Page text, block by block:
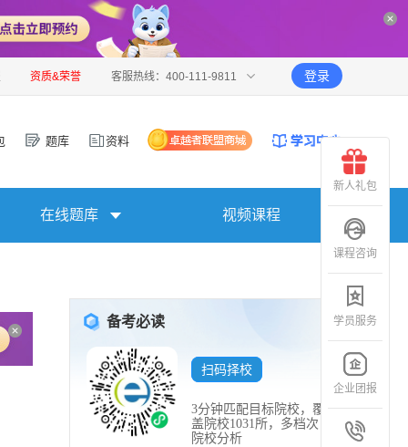
资质&荣誉 客服热线：400-111-9811 登录
题库 资料
在线题库 视频课程
备考必读
扫码择校
3分钟匹配目标院校，覆
盖院校1031所，多档次
院校分析
新人礼包
课程咨询
学员服务
企业团报